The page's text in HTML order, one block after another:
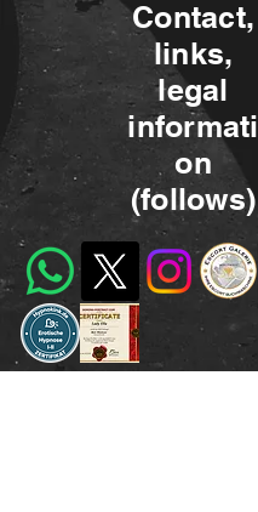
Contact,
links,
legal
informati
on
(follows)